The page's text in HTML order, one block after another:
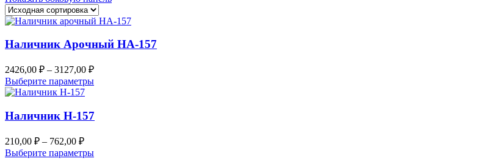
Наличник Арочный НА-157
2426,00 ₽ – 3127,00 ₽
Выберите параметры
Наличник Н-157
210,00 ₽ – 762,00 ₽
Выберите параметры